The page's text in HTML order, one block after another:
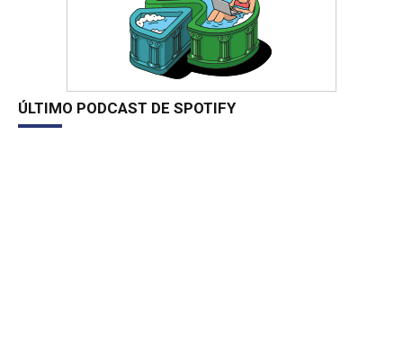
ÚLTIMO PODCAST DE SPOTIFY